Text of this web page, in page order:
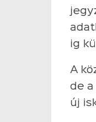
ig
A
de a
új